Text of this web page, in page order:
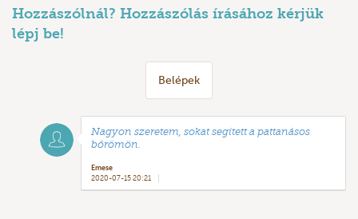
Hozzászólnál? Hozzászólás írásához kérjük
lépj be!
Belépek
Nagyon szeretem, sokat segített a pattanásos
bőrömön.
Emese
2020-07-15 20:21